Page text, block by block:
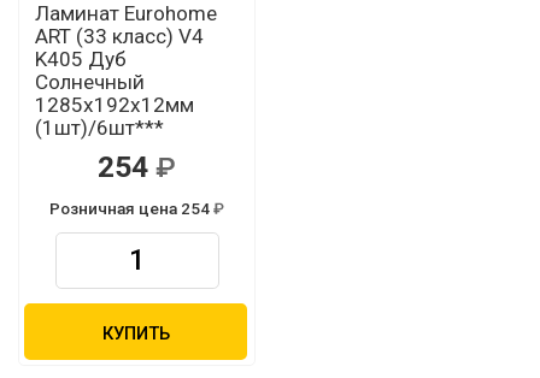
Ламинат Eurohome
ART (33 класс) V4
K405 Дуб
Солнечный
1285х192х12мм
(1шт)/6шт***
254
Розничная цена 254
КУПИТЬ